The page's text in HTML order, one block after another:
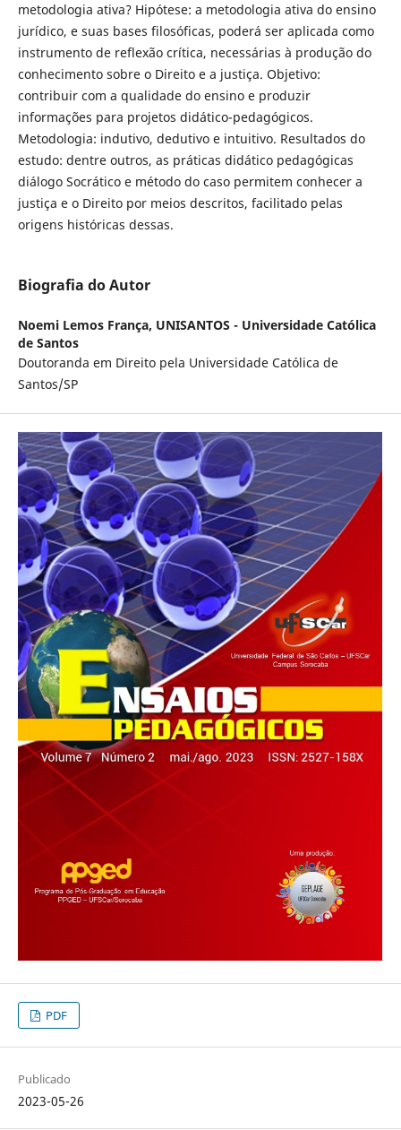
metodologia ativa? Hipótese: a metodologia ativa do ensino
jurídico, e suas bases filosóficas, poderá ser aplicada como
instrumento de reflexão crítica, necessárias à produção do
conhecimento sobre o Direito e a justiça. Objetivo:
contribuir com a qualidade do ensino e produzir
informações para projetos didático-pedagógicos.
Metodologia: indutivo, dedutivo e intuitivo. Resultados do
estudo: dentre outros, as práticas didático pedagógicas
diálogo Socrático e método do caso permitem conhecer a
justiça e o Direito por meios descritos, facilitado pelas
origens históricas dessas.
Biografia do Autor
Noemi Lemos França, UNISANTOS - Universidade Católica
de Santos
Doutoranda em Direito pela Universidade Católica de
Santos/SP
PDF
Publicado
2023-05-26